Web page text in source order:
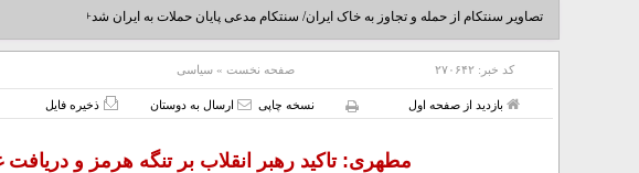
تصاویر سنتکام از حمله و تجاوز به خاک ایران/ سنتکام مدعی پایان حملات به ایران شد+فیلم
کد خبر: ۲۷۰۶۴۲ صفحه نخست »سیاسی
بازدید از صفحه اول نسخه چاپی ارسال به دوستان ذخیره فایل
مطهری: تاکید رهبر انقلاب بر تنگه هرمز و